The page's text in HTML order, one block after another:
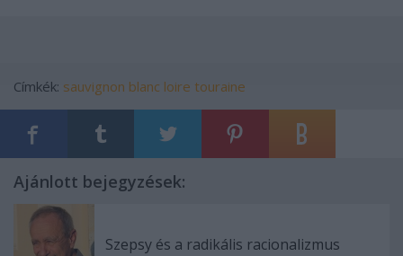
Címkék: sauvignon blanc loire touraine
Ajánlott bejegyzések:
Szepsy és a radikális racionalizmus